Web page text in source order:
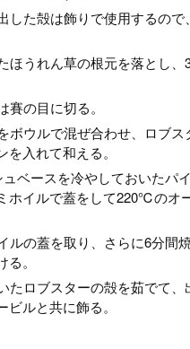
した殻は飾りで使用するので
ほうれん草の根元を落とし
賽の目に切る。
ボウルで混ぜ合わせ、ロブス
を入れて和える。
ベースを冷やしておいたパ
ホイルで蓋をして220℃のオ
ルの蓋を取り、さらに6分間
。
たロブスターの殻を茹でて、
ビルと共に飾る。